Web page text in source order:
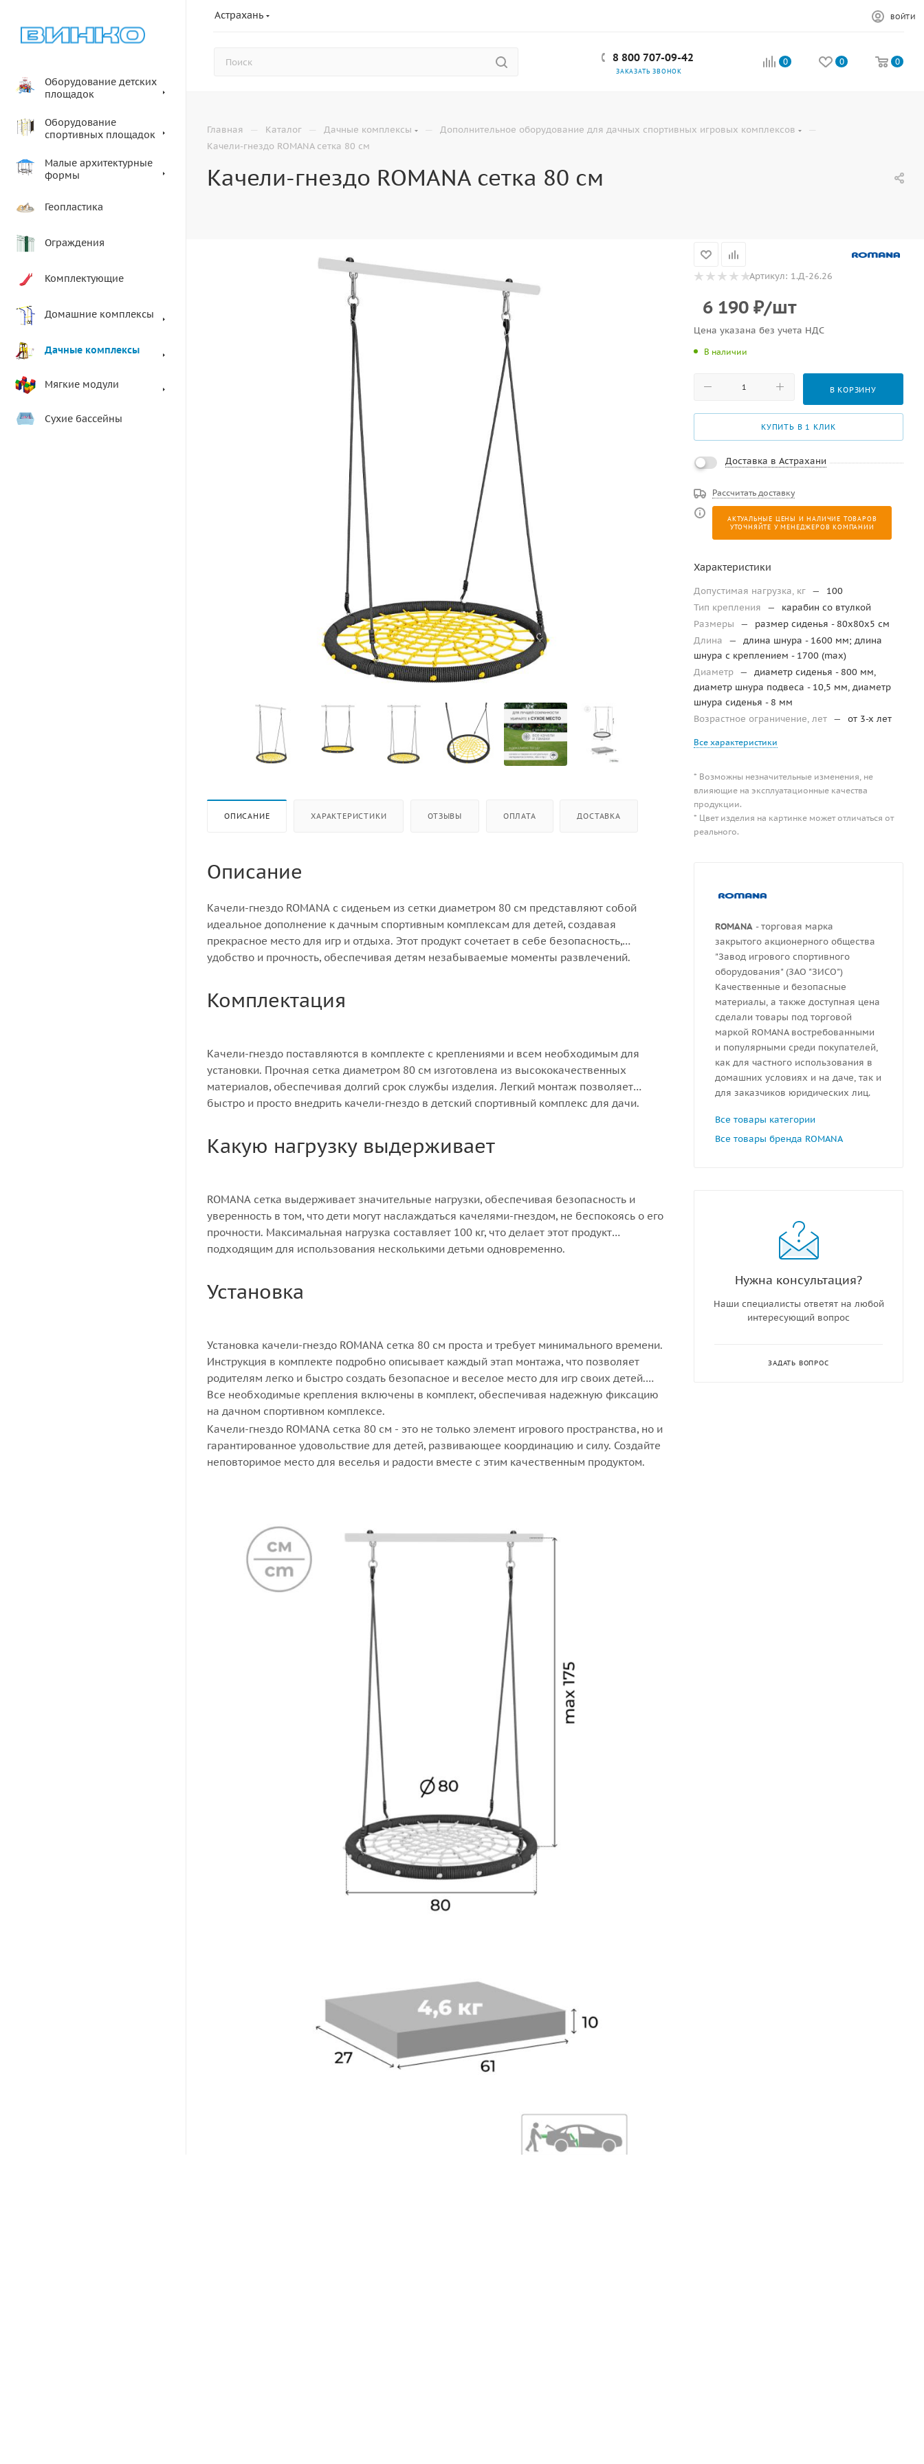
Астрахань ВОЙТИ
8 800 707-09-42
ЗАКАЗАТЬ ЗВОНОК
0 0 0
Оборудование детских
площадок
Оборудование
спортивных площадок
Малые архитектурные
формы
Геопластика
Ограждения
Комплектующие
Домашние комплексы
Дачные комплексы
Мягкие модули
Сухие бассейны
Главная — Каталог — Дачные комплексы — Дополнительное оборудование для дачных спортивных игровых комплексов —
Качели-гнездо ROMANA сетка 80 см
Качели-гнездо ROMANA сетка 80 см
ОПИСАНИЕ ХАРАКТЕРИСТИКИ ОТЗЫВЫ ОПЛАТА ДОСТАВКА
Описание
Качели-гнездо ROMANA с сиденьем из сетки диаметром 80 см представляют собой
идеальное дополнение к дачным спортивным комплексам для детей, создавая
прекрасное место для игр и отдыха. Этот продукт сочетает в себе безопасность,
удобство и прочность, обеспечивая детям незабываемые моменты развлечений.
Комплектация
Качели-гнездо поставляются в комплекте с креплениями и всем необходимым для
установки. Прочная сетка диаметром 80 см изготовлена из высококачественных
материалов, обеспечивая долгий срок службы изделия. Легкий монтаж позволяет
быстро и просто внедрить качели-гнездо в детский спортивный комплекс для дачи.
Какую нагрузку выдерживает
ROMANA сетка выдерживает значительные нагрузки, обеспечивая безопасность и
уверенность в том, что дети могут наслаждаться качелями-гнездом, не беспокоясь о его
прочности. Максимальная нагрузка составляет 100 кг, что делает этот продукт
подходящим для использования несколькими детьми одновременно.
Установка
Установка качели-гнездо ROMANA сетка 80 см проста и требует минимального времени.
Инструкция в комплекте подробно описывает каждый этап монтажа, что позволяет
родителям легко и быстро создать безопасное и веселое место для игр своих детей.
Все необходимые крепления включены в комплект, обеспечивая надежную фиксацию
на дачном спортивном комплексе.
Качели-гнездо ROMANA сетка 80 см - это не только элемент игрового пространства, но и
гарантированное удовольствие для детей, развивающее координацию и силу. Создайте
неповторимое место для веселья и радости вместе с этим качественным продуктом.
Артикул: 1.Д-26.26
6 190 ₽/шт
Цена указана без учета НДС
В наличии
В КОРЗИНУ
КУПИТЬ В 1 КЛИК
Доставка в Астрахани
Рассчитать доставку
АКТУАЛЬНЫЕ ЦЕНЫ И НАЛИЧИЕ ТОВАРОВ
УТОЧНЯЙТЕ У МЕНЕДЖЕРОВ КОМПАНИИ
Характеристики
Допустимая нагрузка, кг —
100
Тип крепления
—
карабин со втулкой
Размеры
—
размер сиденья - 80x80x5 см
Длина
—
длина шнура - 1600 мм; длина
шнура с креплением - 1700 (max)
Диаметр —
диаметр сиденья - 800 мм,
диаметр шнура подвеса - 10,5 мм, диаметр
шнура сиденья - 8 мм
Возрастное ограничение, лет — от 3-х лет
Все характеристики
* Возможны незначительные изменения, не
влияющие на эксплуатационные качества
продукции.
* Цвет изделия на картинке может отличаться от
реального.
ROMANA - торговая марка
закрытого акционерного общества
"Завод игрового спортивного
оборудования" (ЗАО "ЗИСО")
Качественные и безопасные
материалы, а также доступная цена
сделали товары под торговой
маркой ROMANA востребованными
и популярными среди покупателей,
как для частного использования в
домашних условиях и на даче, так и
для заказчиков юридических лиц.
Все товары категории
Все товары бренда ROMANA
Нужна консультация?
Наши специалисты ответят на любой
интересующий вопрос
ЗАДАТЬ ВОПРОС